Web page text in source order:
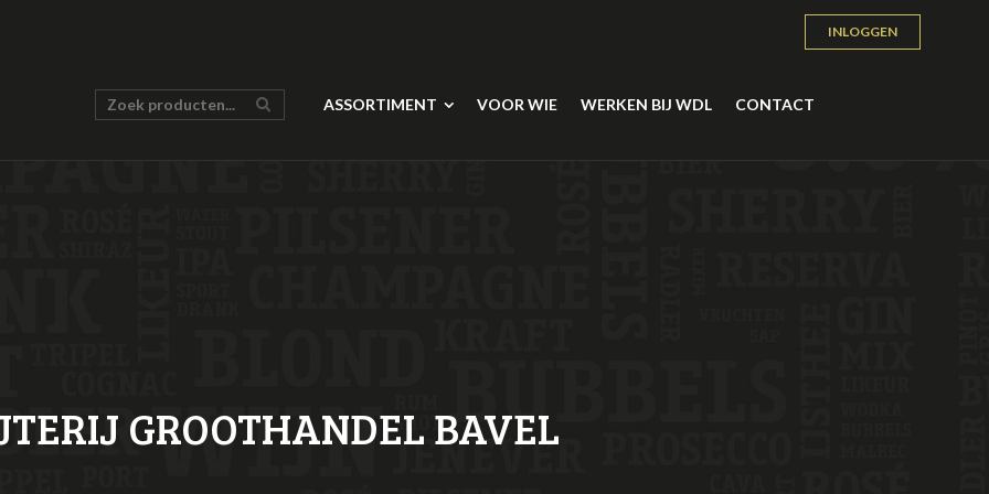
INLOGGEN
ASSORTIMENT VOOR WIE WERKEN BIJ WDL CONTACT
GROOTHANDEL BAVEL